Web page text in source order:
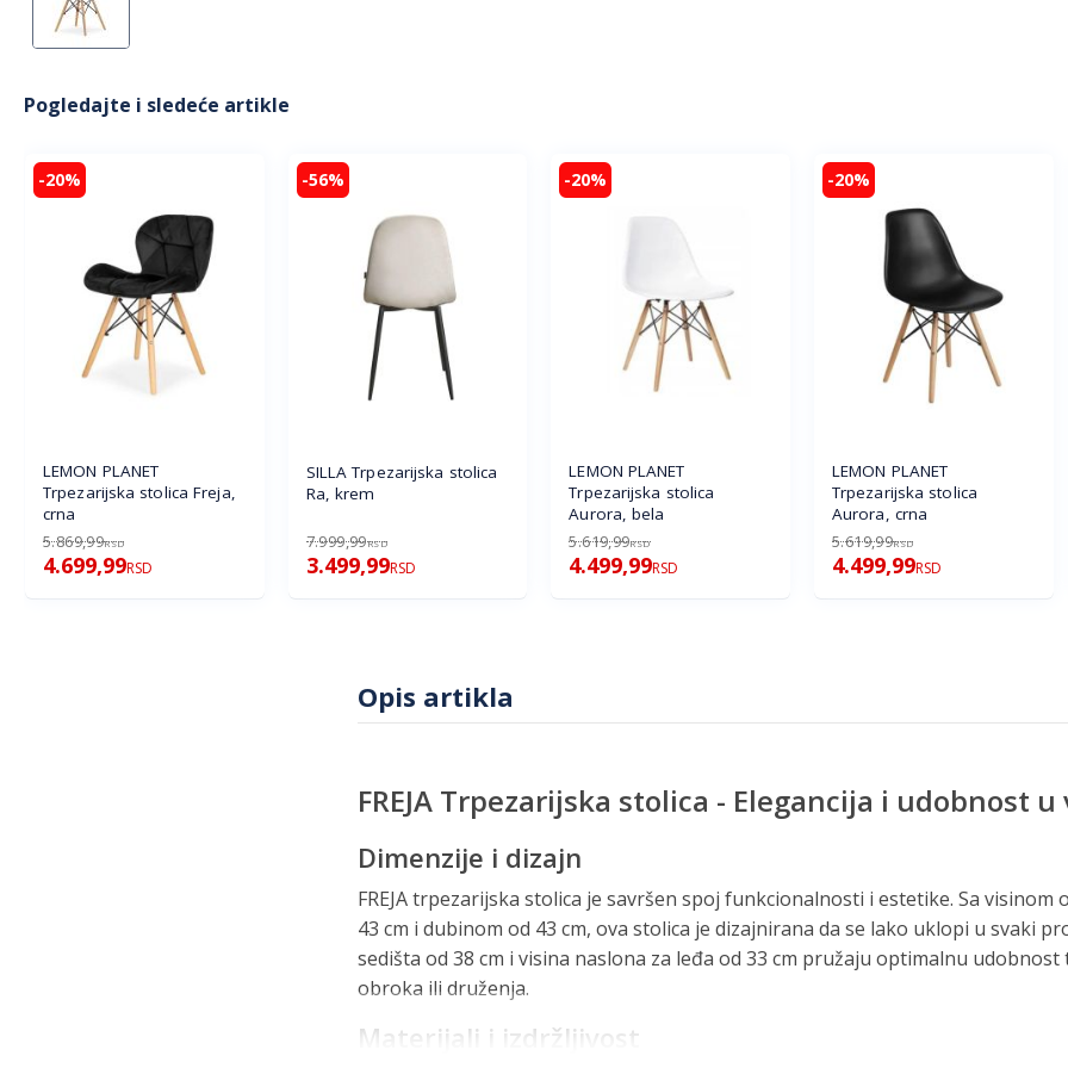
Pogledajte i sledeće artikle
-20%
LEMON PLANET
Trpezarijska stolica Freja,
crna
5.869,99RSD
4.699,99RSD
-56%
SILLA Trpezarijska stolica
Ra, krem
7.999,99RSD
3.499,99RSD
-20%
LEMON PLANET
Trpezarijska stolica
Aurora, bela
5.619,99RSD
4.499,99RSD
-20%
LEMON PLANET
Trpezarijska stolica
Aurora, crna
5.619,99RSD
4.499,99RSD
Opis artikla
FREJA Trpezarijska stolica - Elegancija i udobnost
Dimenzije i dizajn
FREJA trpezarijska stolica je savršen spoj funkcionalnosti i estetike. Sa visinom
43 cm i dubinom od 43 cm, ova stolica je dizajnirana da se lako uklopi u svaki
sedišta od 38 cm i visina naslona za leđa od 33 cm pružaju optimalnu
obroka ili druženja.
Materijali i izdržljivost